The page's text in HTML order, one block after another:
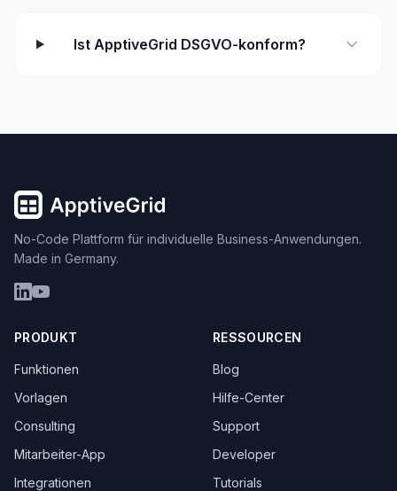
Ist ApptiveGrid DSGVO-konform?
No-Code Plattform für individuelle Business-Anwendungen.
Made in Germany.
PRODUKT
Funktionen
Vorlagen
Consulting
Mitarbeiter-App
Integrationen
RESSOURCEN
Blog
Hilfe-Center
Support
Developer
Tutorials